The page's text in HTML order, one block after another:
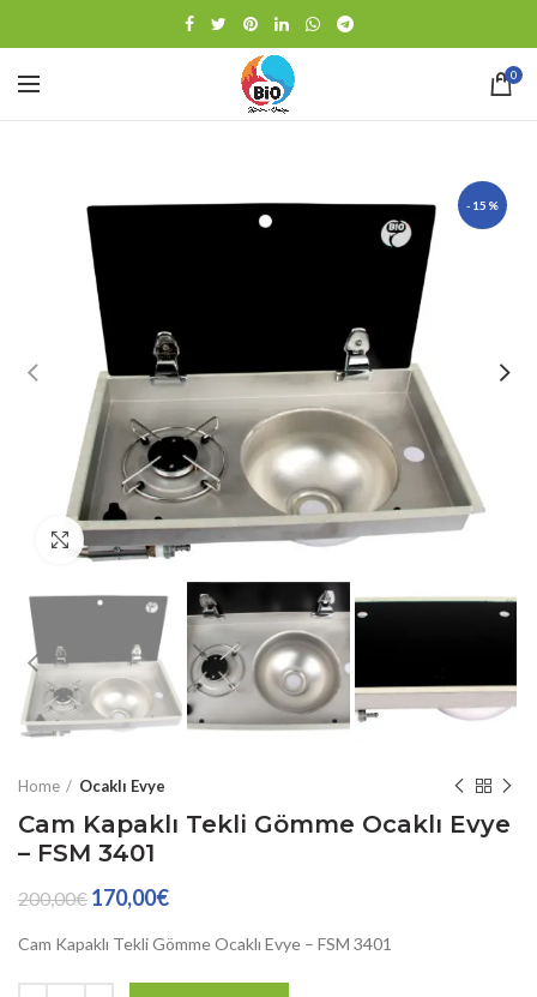
0
-15%
Büyütmek için tıklayın
Home Ocaklı Evye
Cam Kapaklı Tekli Gömme Ocaklı Evye
– FSM 3401
200,00€ 170,00€
Cam Kapaklı Tekli Gömme Ocaklı Evye – FSM 3401